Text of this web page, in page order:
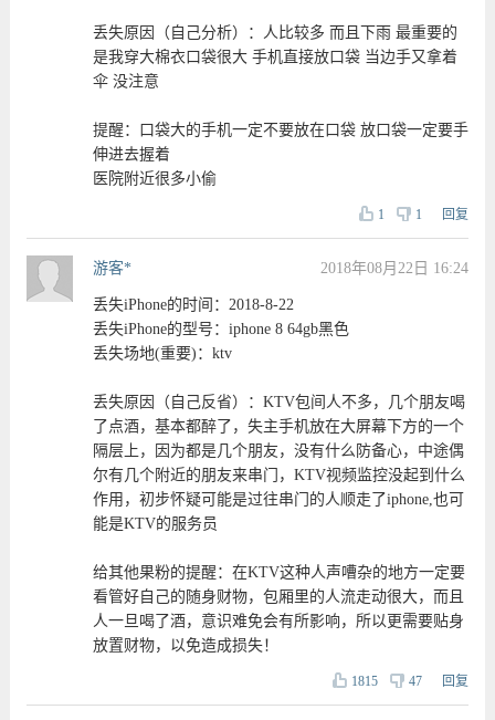
丢失原因（自己分析）：人比较多 而且下雨 最重要的
是我穿大棉衣口袋很大 手机直接放口袋 当边手又拿着
伞 没注意
提醒：口袋大的手机一定不要放在口袋 放口袋一定要手
伸进去握着
医院附近很多小偷
1 1 回复
游客* 2018年08月22日 16:24
丢失iPhone的时间：2018-8-22
丢失iPhone的型号：iphone 8 64gb黑色
丢失场地(重要)：ktv
丢失原因（自己反省）：KTV包间人不多，几个朋友喝
了点酒，基本都醉了，失主手机放在大屏幕下方的一个
隔层上，因为都是几个朋友，没有什么防备心，中途偶
尔有几个附近的朋友来串门，KTV视频监控没起到什么
作用，初步怀疑可能是过往串门的人顺走了iphone,也可
能是KTV的服务员
给其他果粉的提醒：在KTV这种人声嘈杂的地方一定要
看管好自己的随身财物，包厢里的人流走动很大，而且
人一旦喝了酒，意识难免会有所影响，所以更需要贴身
放置财物，以免造成损失！
1815 47 回复